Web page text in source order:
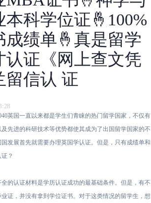
科学位证🤞100%
成绩单🤞真是留学
认证《网上查文凭
留信认 证
英国一直以来都是学生们青睐的热门留学国家，不仅有
先进的科研技术等优势都使其成为了出国留学国家的不
发展首先就需要办理英国学认证。但是，只有成绩单和
？
的认证材料是学历认证成功的最基础条件。但是，有不
证，并没有拿到学位证书。对于这类情况的留学生，想